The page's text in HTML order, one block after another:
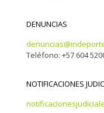
DENUNCIAS
Teléfono: +57 604
NOTIFICACIONES